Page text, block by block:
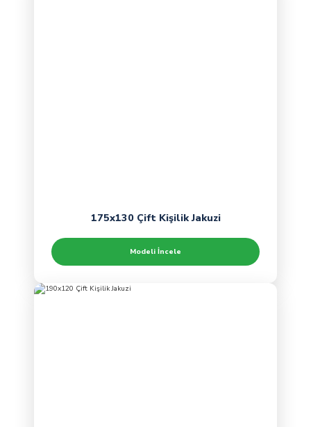
175x130 Çift Kişilik Jakuzi
Modeli İncele